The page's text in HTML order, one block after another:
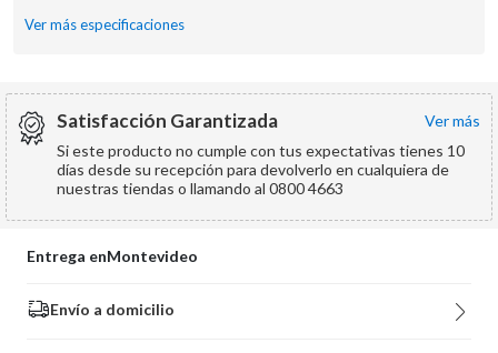
Ver más especificaciones
Satisfacción Garantizada
ver más
Si este producto no cumple con tus expectativas tienes 10
días desde su recepción para devolverlo en cualquiera de
nuestras tiendas o llamando al 0800 4663
Entrega enMontevideo
Envío a domicilio